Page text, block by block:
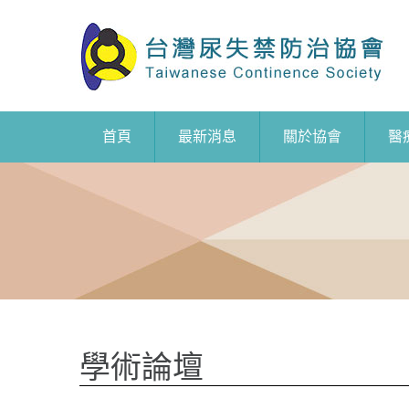
首頁 最新消息 關於協會 醫
學術論壇